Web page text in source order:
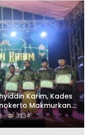
Karim, Kades
Makmurkan
3234